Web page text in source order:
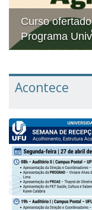
Curso
Programa
Acontece